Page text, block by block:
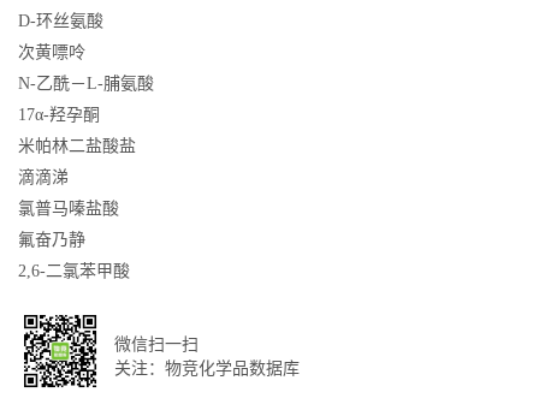
D-环丝氨酸
次黄嘌呤
N-乙酰－L-脯氨酸
17α-羟孕酮
米帕林二盐酸盐
滴滴涕
氯普马嗪盐酸
氟奋乃静
2,6-二氯苯甲酸
微信扫一扫
关注：物竞化学品数据库